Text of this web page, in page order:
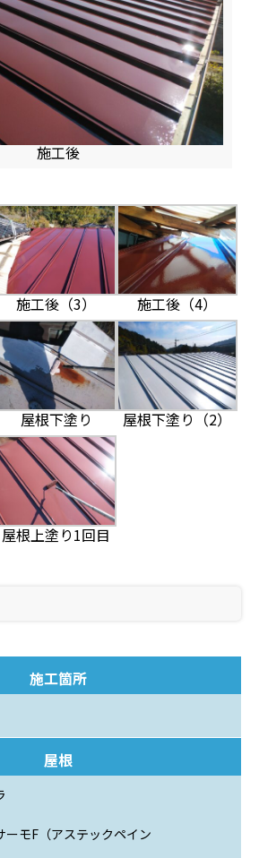
施工後
施工後（3） 施工後（4）
屋根下塗り 屋根下塗り（2）
屋根上塗り1回目
施工箇所
屋根
ーモF（アステックペイン